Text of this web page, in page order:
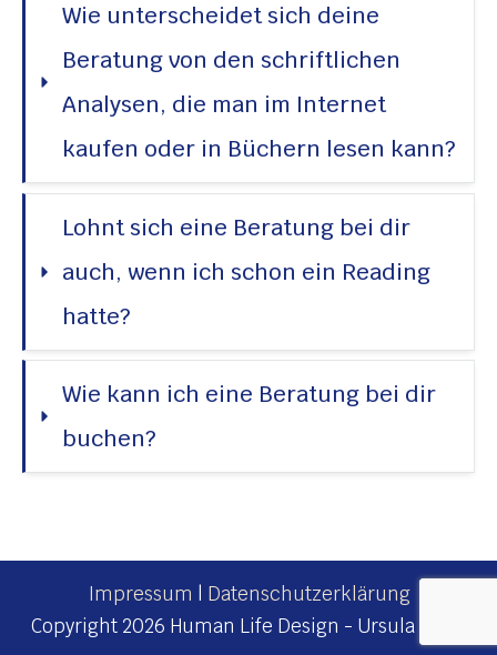
Wie unterscheidet sich deine
Beratung von den schriftlichen
Analysen, die man im Internet
kaufen oder in Büchern lesen kann?
Lohnt sich eine Beratung bei dir
auch, wenn ich schon ein Reading
hatte?
Wie kann ich eine Beratung bei dir
buchen?
Impressum
Datenschutzerklärung
Copyright 2026 Human Life Design - Ursula Maile